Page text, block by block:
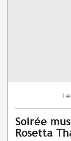
Le
Soirée
Rosetta